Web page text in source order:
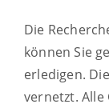
Die
können Sie
erledigen.
vernetzt.